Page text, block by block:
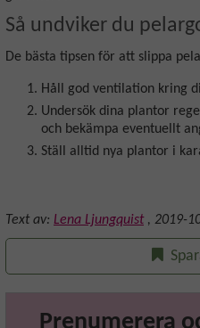
Så undviker du
De bästa tipsen för att slippa
Håll god ventilation kring
Undersök dina plantor
och bekämpa eventuellt
Ställ alltid nya plantor i
Text av: Lena Ljungquist , 2019-
Prenumerera